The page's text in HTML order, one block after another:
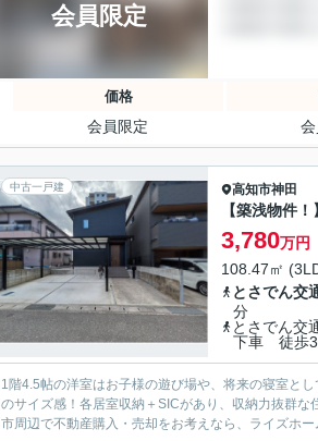
会員限定
価格
会員限定
中古一戸建 高知市神田
【築浅物件
3,780万円
108.47㎡
とさでん交
分
とさでん交
下車 徒歩
1階4.5帖の洋室はお子様の遊び場や、将来の寝室と
のサイズ感！各居室収納＋SICがあり、収納力抜群
市周辺で不動産購入・売却をお考えなら、ライズホ